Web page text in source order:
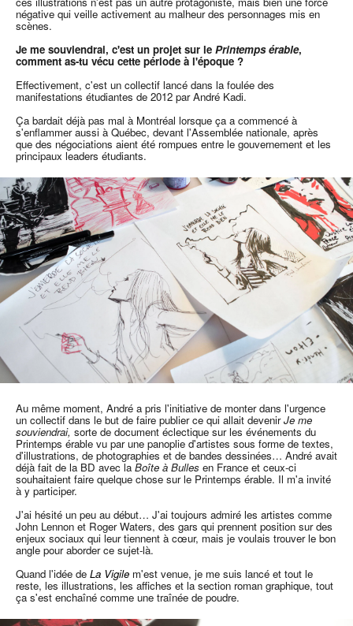
négative qui veille activement au malheur des personnages mis en
scènes.
Je me souviendrai, c'est un projet sur le Printemps érable,
comment as-tu vécu cette période à l'époque ?
Effectivement, c'est un collectif lancé dans la foulée des
manifestations étudiantes de 2012 par André Kadi.
Ça bardait déjà pas mal à Montréal lorsque ça a commencé à
s'enflammer aussi à Québec, devant l'Assemblée nationale, après
que des négociations aient été rompues entre le gouvernement et les
principaux leaders étudiants.
Au même moment, André a pris l'initiative de monter dans l'urgence
un collectif dans le but de faire publier ce qui allait devenirJe me
souviendrai, sorte de document éclectique sur les événements du
Printemps érable vu par une panoplie d'artistes sous forme de textes,
d'illustrations, de photographies et de bandes dessinées… André avait
déjà fait de la BD avec la Boîte à Bulles en France et ceux-ci
souhaitaient faire quelque chose sur le Printemps érable. Il m'a invité
à y participer.
J'ai hésité un peu au début… J'ai toujours admiré les artistes comme
John Lennon et Roger Waters, des gars qui prennent position sur des
enjeux sociaux qui leur tiennent à cœur, mais je voulais trouver le bon
angle pour aborder ce sujet-là.
Quand l'idée de La Vigile m'est venue, je me suis lancé et tout le
reste, les illustrations, les affiches et la section roman graphique, tout
ça s'est enchaîné comme une traînée de poudre.